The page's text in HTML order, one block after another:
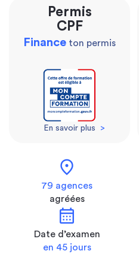
Permis
CPF
Finance ton permis
En savoir plus >
location_on
79 agences
agréées
calendar_month
Date d’examen
en 45 jours